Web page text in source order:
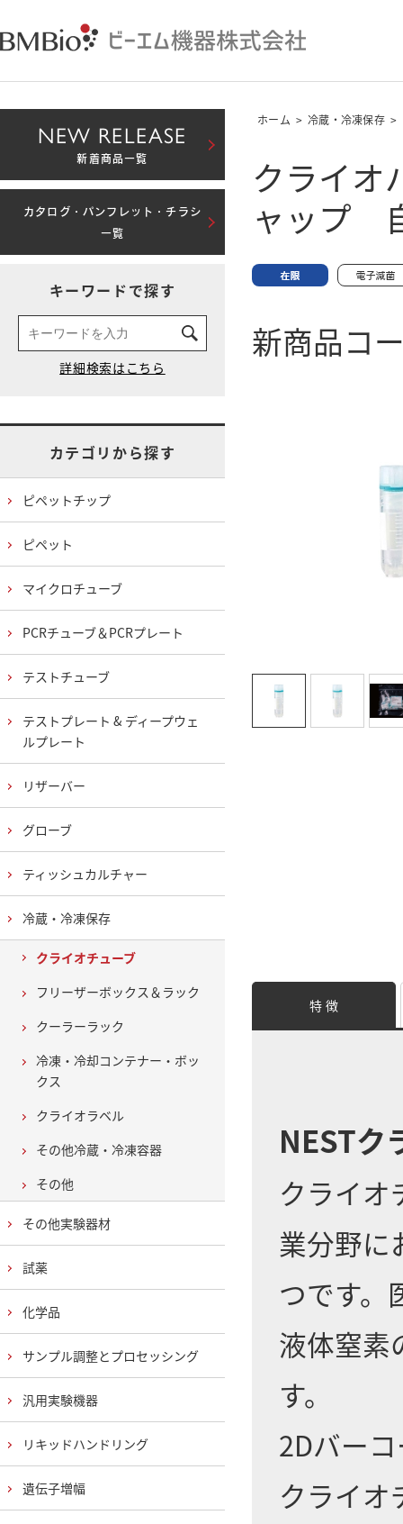
ホーム > 冷蔵・冷凍保存 >
クライ
ャップ
新商品コ
特 徴
NESTク
クライオ
業分野に
つです。
液体窒
す。
2Dバー
クライオ
NEW RELEASE
新着商品一覧
カタログ・パンフレット・チラシ
一覧
キーワードで探す
カテゴリから探す
ピペットチップ
ピペット
マイクロチューブ
PCRチューブ＆PCRプレート
テストチューブ
テストプレート & ディープウェ
ルプレート
リザーバー
グローブ
ティッシュカルチャー
冷蔵・冷凍保存
クライオチューブ
フリーザーボックス＆ラック
クーラーラック
冷凍・冷却コンテナー・ボッ
クス
クライオラベル
その他冷蔵・冷凍容器
その他
その他実験器材
試薬
化学品
サンプル調整とプロセッシング
汎用実験機器
リキッドハンドリング
遺伝子増幅